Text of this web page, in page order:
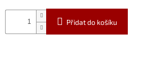
Přidat do košíku